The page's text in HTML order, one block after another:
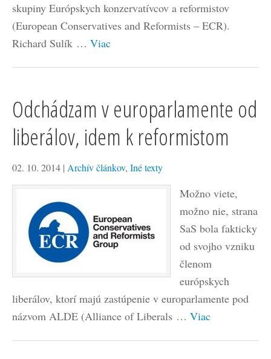
skupiny Európskych konzervatívcov a reformistov
(European Conservatives and Reformists – ECR).
Richard Sulík … Viac
Odchádzam v europarlamente od
liberálov, idem k reformistom
02. 10. 2014 | Archív článkov, Iné texty
Možno viete,
možno nie, strana
SaS bola fakticky
od svojho vzniku
členom
európskych
liberálov, ktorí majú zastúpenie v europarlamente pod
názvom ALDE (Alliance of Liberals … Viac